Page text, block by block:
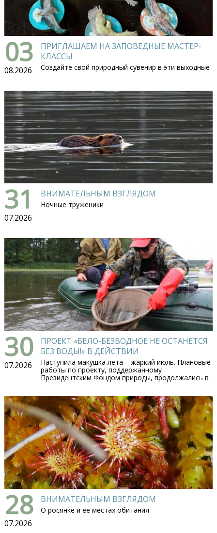
03
08.2026
ПРИГЛАШАЕМ НА ЗАПОВЕДНЫЕ МАСТЕР-
КЛАССЫ
Создайте свой природный сувенир в эти выходные
31
07.2026
ВНИМАТЕЛЬНЫМ ВЗГЛЯДОМ
Ночные труженики
30
07.2026
ПРОЕКТ «БЕЛО-БЕЗВОДНОЕ НЕ ОСТАНЕТСЯ
БЕЗ ВОДЫ!» В ДЕЙСТВИИ
Наступила макушка лета – жаркий июль. Плановые
работы по проекту, поддержанному
Президентским Фондом природы, продолжались в
28
07.2026
ВНИМАТЕЛЬНЫМ ВЗГЛЯДОМ
О росянке и ее местах обитания